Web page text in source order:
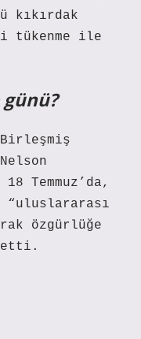
kıkırdak
tükenme ile
Temmuz’da,
“uluslararası
özgürlüğe
etti.